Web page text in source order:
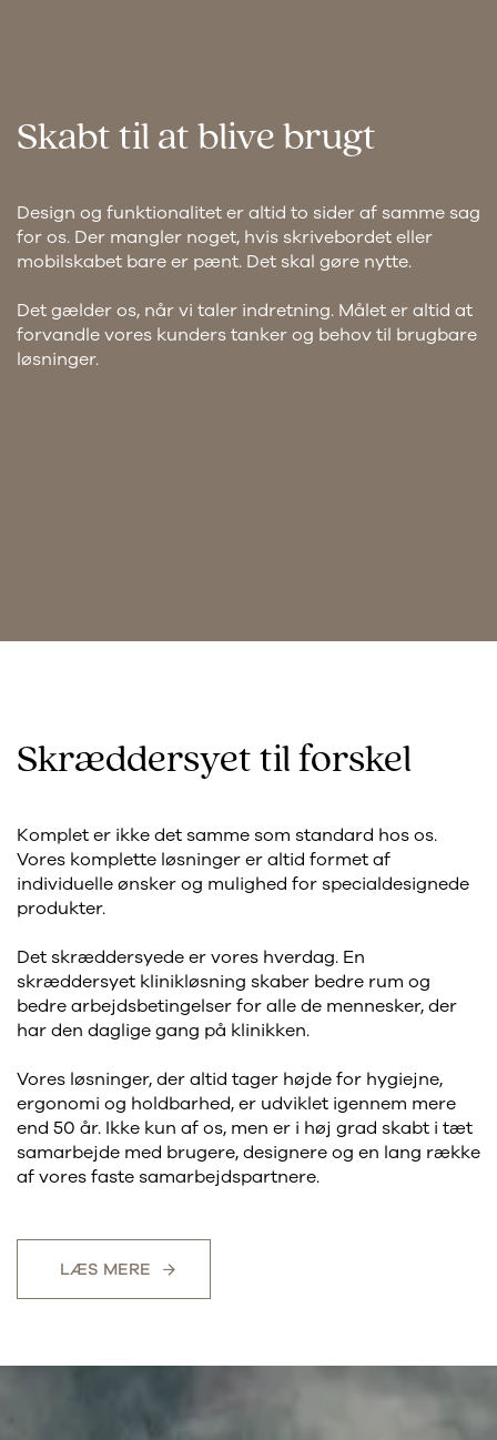
Skabt til at blive brugt
Design og funktionalitet er altid to sider af samme sag
for os. Der mangler noget, hvis skrivebordet eller
mobilskabet bare er pænt. Det skal gøre nytte.
Det gælder os, når vi taler indretning. Målet er altid at
forvandle vores kunders tanker og behov til brugbare
løsninger.
Skræddersyet til forskel
Komplet er ikke det samme som standard hos os.
Vores komplette løsninger er altid formet af
individuelle ønsker og mulighed for specialdesignede
produkter.
Det skræddersyede er vores hverdag. En
skræddersyet klinikløsning skaber bedre rum og
bedre arbejdsbetingelser for alle de mennesker, der
har den daglige gang på klinikken.
Vores løsninger, der altid tager højde for hygiejne,
ergonomi og holdbarhed, er udviklet igennem mere
end 50 år. Ikke kun af os, men er i høj grad skabt i tæt
samarbejde med brugere, designere og en lang række
af vores faste samarbejdspartnere.
LÆS MERE